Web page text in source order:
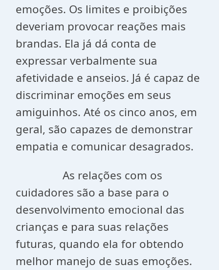
emoções. Os limites e proibições
deveriam provocar reações mais
brandas. Ela já dá conta de
expressar verbalmente sua
afetividade e anseios. Já é capaz de
discriminar emoções em seus
amiguinhos. Até os cinco anos, em
geral, são capazes de demonstrar
empatia e comunicar desagrados.
As relações com os
cuidadores são a base para o
desenvolvimento emocional das
crianças e para suas relações
futuras, quando ela for obtendo
melhor manejo de suas emoções.